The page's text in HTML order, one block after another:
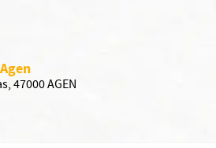
47000 AGEN